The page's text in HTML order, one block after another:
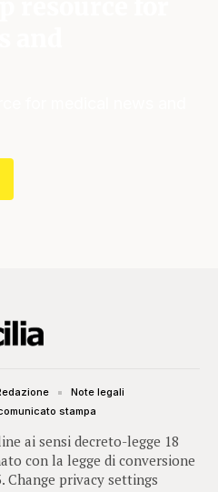
ai sensi decreto-legge 18
con la legge di conversione
Change privacy settings
Note legali
stampa